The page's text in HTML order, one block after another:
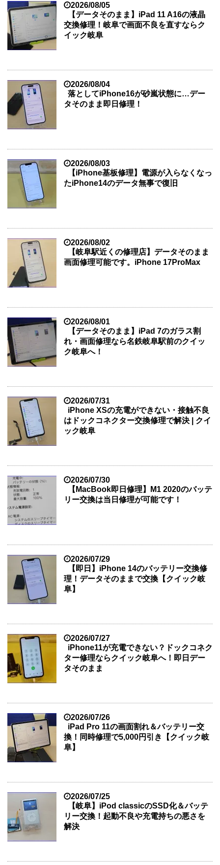
2026/08/05
【データそのまま】iPad 11 A16の液晶
交換修理！岐阜で画面不良を直すならク
イック岐阜
2026/08/04
落としてiPhone16が砂嵐状態に…デー
タそのまま即日修理！
2026/08/03
【iPhone基板修理】電源が入らなくなっ
たiPhone14のデータ無事で復旧
2026/08/02
【岐阜駅近くの修理店】データそのまま
画面修理可能です。iPhone 17ProMax
2026/08/01
【データそのまま】iPad 7のガラス割
れ・画面修理なら名鉄岐阜駅前のクイッ
ク岐阜へ！
2026/07/31
iPhone XSの充電ができない・接触不良
はドックコネクター交換修理で解決 | クイ
ック岐阜
2026/07/30
【MacBook即日修理】M1 2020のバッテ
リー交換は当日修理が可能です！
2026/07/29
【即日】iPhone 14のバッテリー交換修
理！データそのままで交換【クイック岐
阜】
2026/07/27
iPhone11が充電できない？ドックコネク
ター修理ならクイック岐阜へ！即日デー
タそのまま
2026/07/26
iPad Pro 11の画面割れ＆バッテリー交
換！同時修理で5,000円引き【クイック岐
阜】
2026/07/25
【岐阜】iPod classicのSSD化＆バッテ
リー交換！起動不良や充電持ちの悪さを
解決